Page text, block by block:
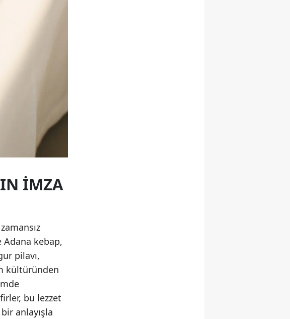
İMZA
kebap,
pilavı,
kültüründen
bu lezzet
anlayışla